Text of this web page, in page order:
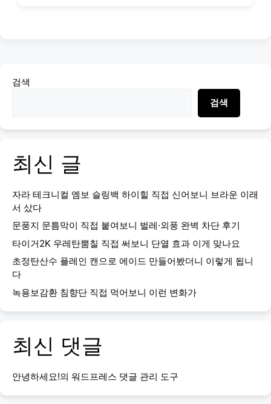
검색
검색
최신 글
자라 테크니컬 엠보 슬링백 하이힐 직접 신어보니 브라운 이래
서 샀다
문풍지 문틈막이 직접 붙여보니 벌레·외풍 완벽 차단 후기
타이거2K 우레탄뿜칠 직접 써보니 단열 효과 이게 맞나요
초정탄산수 플레인 캔으로 에이드 만들어봤더니 이렇게 됩니
다
녹용보감환 침향단 직접 먹어보니 이런 변화가
최신 댓글
안녕하세요!의 워드프레스 댓글 관리 도구